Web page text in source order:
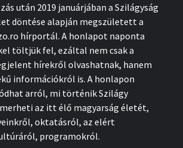
után 2019 januárjában a Szilágyság
döntése alapján megszületett a
hírportál. A honlapot naponta
töltjük fel, ezáltal nem csak a
hírekről olvashatnak, hanem
információkról is. A honlapon
arról, mi történik Szilágy
az itt élő magyarság életét,
oktatásról, az elért
programokról.